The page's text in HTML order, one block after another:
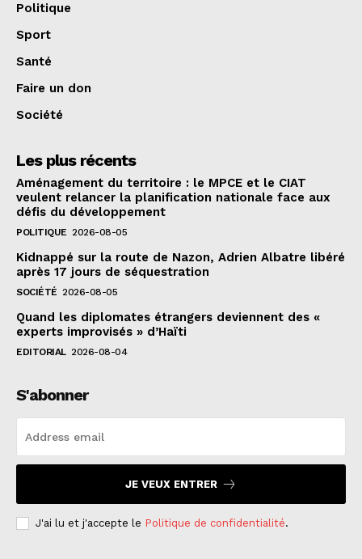
Politique
Sport
Santé
Faire un don
Société
Les plus récents
Aménagement du territoire : le MPCE et le CIAT
veulent relancer la planification nationale face aux
défis du développement
POLITIQUE 2026-08-05
Kidnappé sur la route de Nazon, Adrien Albatre libéré
après 17 jours de séquestration
SOCIÉTÉ 2026-08-05
Quand les diplomates étrangers deviennent des «
experts improvisés » d’Haïti
EDITORIAL 2026-08-04
S'abonner
JE VEUX ENTRER
J'ai lu et j'accepte le Politique de confidentialité.